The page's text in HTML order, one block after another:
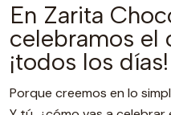
En Zarita
celebramos el
¡todos los días!
Porque creemos en lo